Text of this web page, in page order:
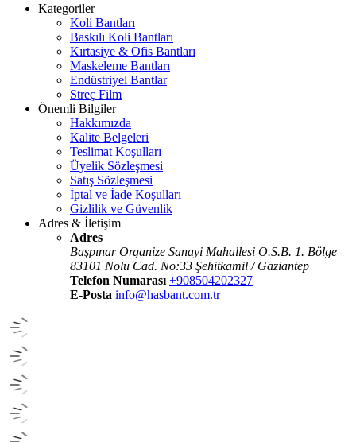
Kategoriler
Koli Bantları
Baskılı Koli Bantları
Kırtasiye & Ofis Bantları
Maskeleme Bantları
Endüstriyel Bantlar
Streç Film
Önemli Bilgiler
Hakkımızda
Kalite Belgeleri
Teslimat Koşulları
Üyelik Sözleşmesi
Satış Sözleşmesi
İptal ve İade Koşulları
Gizlilik ve Güvenlik
Adres & İletişim
Adres
Başpınar Organize Sanayi Mahallesi O.S.B. 1. Bölge
83101 Nolu Cad. No:33 Şehitkamil / Gaziantep
Telefon Numarası +908504202327
E-Posta info@hasbant.com.tr